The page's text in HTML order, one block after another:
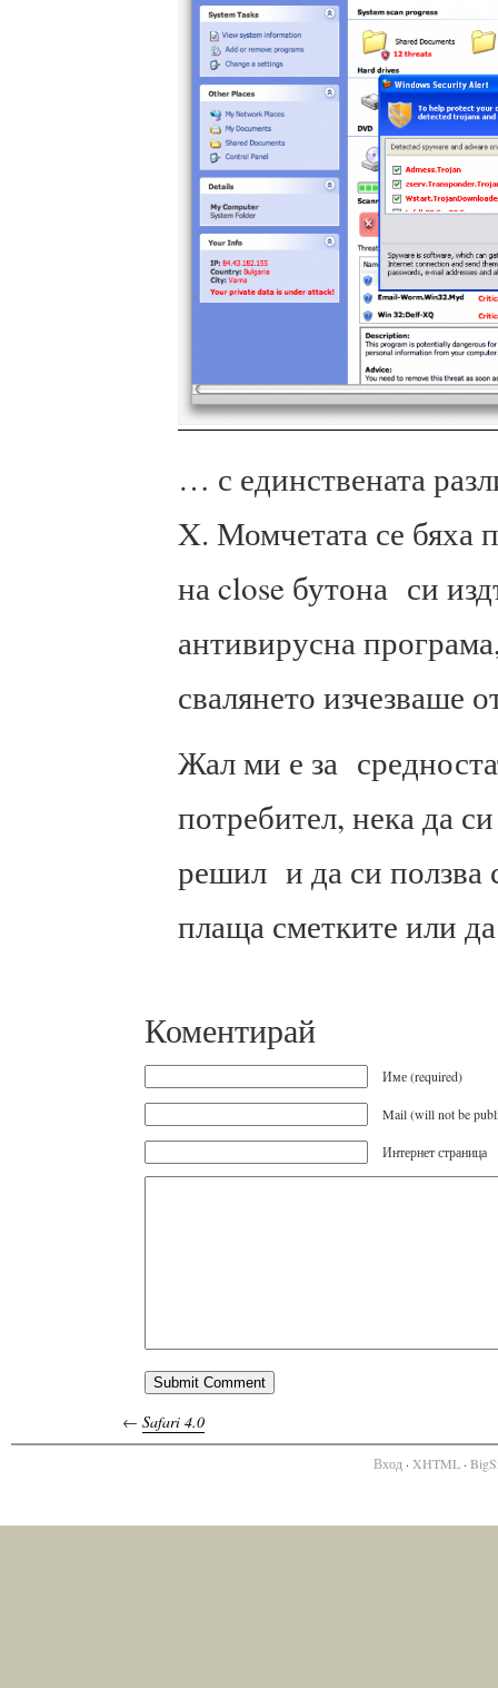
… с единствената
X. Момчетата се бяха
на close бутона си
антивирусна
свалянето изчезваше
Жал ми е за
потребител, нека да
решил и да си ползва
плаща сметките или
Коментирай
Име (required)
Mail (will not be
Интернет страница
← Safari 4.0
Вход· XHTML·